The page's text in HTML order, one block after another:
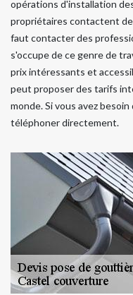
opérations d'installation
propriétaires contactent
faut contacter des
s'occupe de ce genre de
prix intéressants et
peut proposer des tarifs
monde. Si vous avez
téléphoner directement.